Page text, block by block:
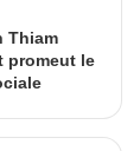
Thiam
promeut le